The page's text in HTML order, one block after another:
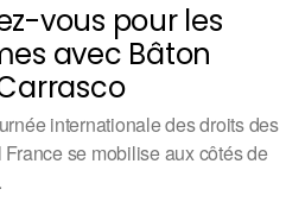
vous pour les
avec Bâton
internationale des droits des
se mobilise aux côtés de